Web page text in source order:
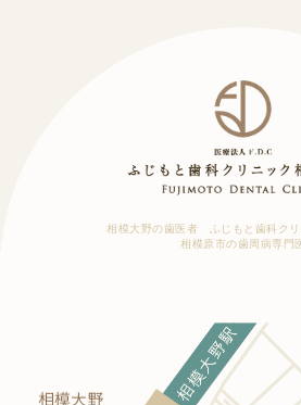
相模大野の歯医者 ふじもと歯科ク
相模原市の歯周病専門